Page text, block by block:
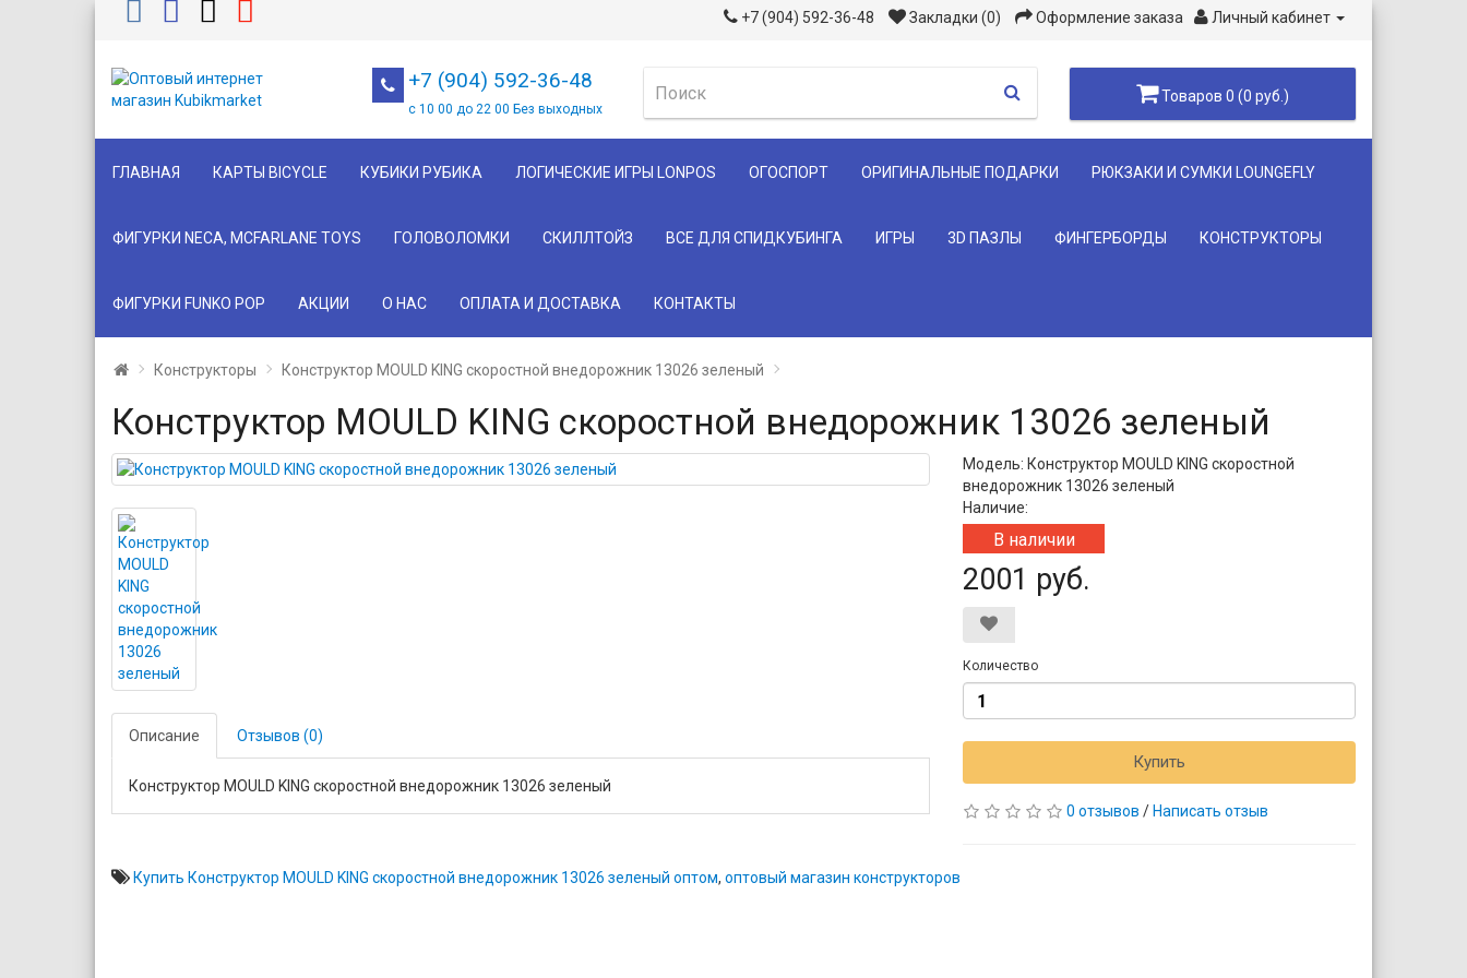
+7 (904) 592-36-48 Закладки (0) Оформление заказа Личный кабинет
+7 (904) 592-36-48
с 10 00 до 22 00 Без выходных
Товаров 0 (0 руб.)
ГЛАВНАЯ КАРТЫ BICYCLE КУБИКИ РУБИКА ЛОГИЧЕСКИЕ ИГРЫ LONPOS ОГОСПОРТ ОРИГИНАЛЬНЫЕ ПОДАРКИ РЮКЗАКИ И СУМКИ LOUNGEFLY
ФИГУРКИ NECA, MCFARLANE TOYS ГОЛОВОЛОМКИ СКИЛЛТОЙЗ ВСЕ ДЛЯ СПИДКУБИНГА ИГРЫ 3D ПАЗЛЫ ФИНГЕРБОРДЫ КОНСТРУКТОРЫ
ФИГУРКИ FUNKO POP АКЦИИ О НАС ОПЛАТА И ДОСТАВКА КОНТАКТЫ
Конструкторы Конструктор MOULD KING cкоростной внедорожник 13026 зеленый
Конструктор MOULD KING cкоростной внедорожник 13026 зеленый
Описание Отзывов (0)
Конструктор MOULD KING cкоростной внедорожник 13026 зеленый
Модель: Конструктор MOULD KING cкоростной
внедорожник 13026 зеленый
Наличие:
В наличии
2001 руб.
Количество
Купить
0 отзывов / Написать отзыв
Купить Конструктор MOULD KING cкоростной внедорожник 13026 зеленый оптом, оптовый магазин конструкторов